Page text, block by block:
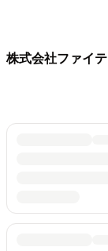
株式会社ファイ